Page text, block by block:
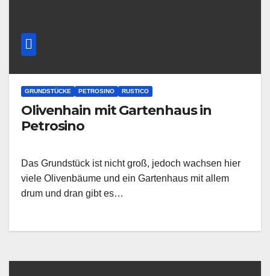
GRUNDSTÜCKE PETROSINO RUSTICO
Olivenhain mit Gartenhaus in
Petrosino
Das Grundstück ist nicht groß, jedoch wachsen hier
viele Olivenbäume und ein Gartenhaus mit allem
drum und dran gibt es…